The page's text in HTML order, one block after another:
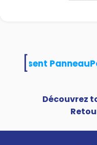
utilisent
Découvrez